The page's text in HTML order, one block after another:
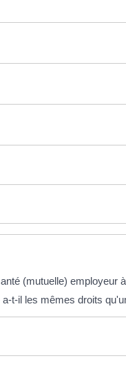
(mutuelle) employeur
t-il les mêmes droits